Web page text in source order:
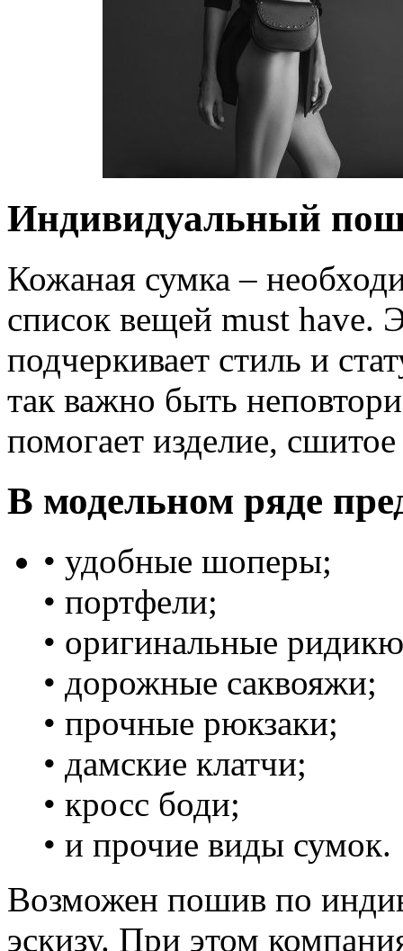
Индивидуальный
Кожаная сумка –
список вещей must have.
подчеркивает стиль и
так важно быть
помогает изделие, сшитое
В модельном ряде
• удобные шоперы;
• портфели;
• оригинальные
• дорожные саквояжи;
• прочные рюкзаки;
• дамские клатчи;
• кросс боди;
• и прочие виды сумок.
Возможен пошив по
эскизу. При этом